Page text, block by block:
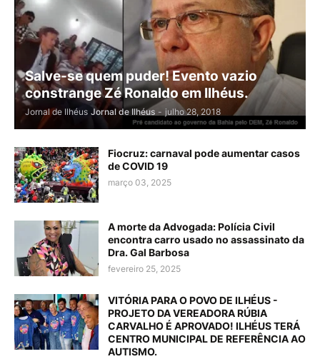
Salve-se quem puder! Evento vazio
constrange Zé Ronaldo em Ilhéus.
Jornal de Ilhéus Jornal de Ilhéus - julho 28, 2018
Fiocruz: carnaval pode aumentar casos
de COVID 19
março 03, 2025
A morte da Advogada: Polícia Civil
encontra carro usado no assassinato da
Dra. Gal Barbosa
fevereiro 25, 2025
VITÓRIA PARA O POVO DE ILHÉUS -
PROJETO DA VEREADORA RÚBIA
CARVALHO É APROVADO! ILHÉUS TERÁ
CENTRO MUNICIPAL DE REFERÊNCIA AO
AUTISMO.